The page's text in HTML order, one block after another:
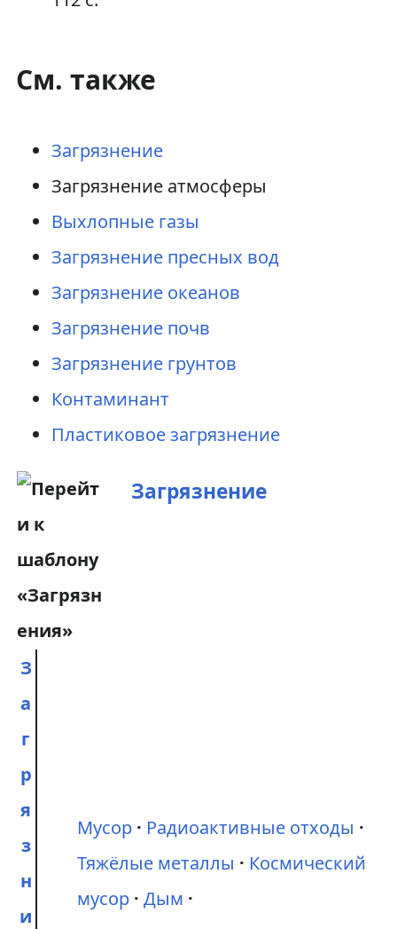
См. также
Загрязнение
Загрязнение атмосферы
Выхлопные газы
Загрязнение пресных вод
Загрязнение океанов
Загрязнение почв
Загрязнение грунтов
Контаминант
Пластиковое загрязнение
Загрязнение
З
а
г
р
я
з
н
и
Мусор
Радиоактивные отходы
Тяжёлые металлы
Космический
мусор Дым